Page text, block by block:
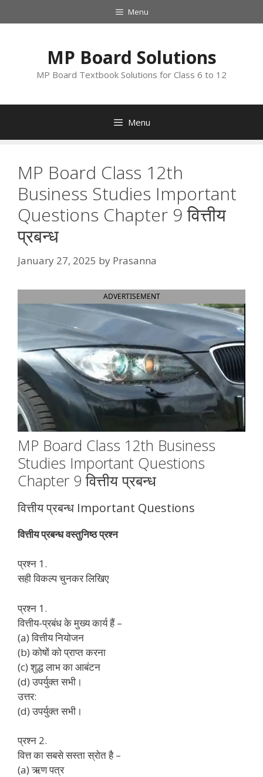
to
Menu
MP Board Solutions
MP Board Textbook Solutions for Class 6 to 12
Menu
MP Board Class 12th
Business Studies Important
Questions Chapter 9 वित्तीय
प्रबन्ध
January 27, 2025 by Prasanna
ADVERTISEMENT
MP Board Class 12th Business
Studies Important Questions
Chapter 9 वित्तीय प्रबन्ध
वित्तीय प्रबन्ध Important Questions
वित्तीय प्रबन्ध वस्तुनिष्ठ प्रश्न
प्रश्न 1.
सही विकल्प चुनकर लिखिए
प्रश्न 1.
वित्तीय-प्रबंध के मुख्य कार्य हैं –
(a) वित्तीय नियोजन
(b) कोषों को प्राप्त करना
(c) शुद्ध लाभ का आबंटन
(d) उपर्युक्त सभी।
उत्तर:
(d) उपर्युक्त सभी।
प्रश्न 2.
वित्त का सबसे सस्ता स्रोत है –
(a) ऋण पत्र